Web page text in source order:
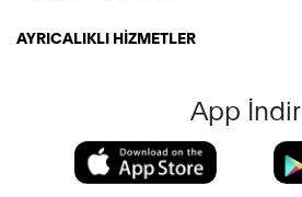
AYRICALIKLI HİZMETLER
App İndir